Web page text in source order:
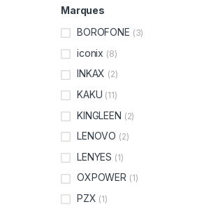
Marques
BOROFONE (3)
iconix (8)
INKAX (2)
KAKU (11)
KINGLEEN (2)
LENOVO (2)
LENYES (1)
OXPOWER (1)
PZX (1)